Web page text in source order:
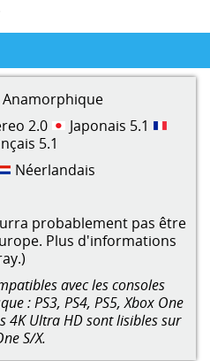
Anamorphique
2.0
Japonais 5.1
5.1
Néerlandais
probablement pas être
Plus d'informations
avec les consoles
: PS3, PS4, PS5, Xbox One
4K Ultra HD sont lisibles sur
S/X.